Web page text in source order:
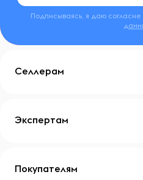
Подписываясь, я даю согласие
Селлерам
Экспертам
Покупателям